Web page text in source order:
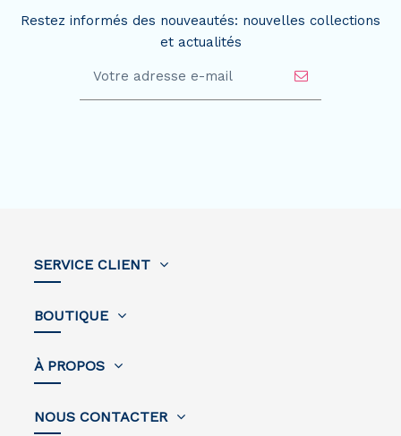
Restez informés des nouveautés: nouvelles collections
et actualités
SERVICE CLIENT
BOUTIQUE
À PROPOS
NOUS CONTACTER